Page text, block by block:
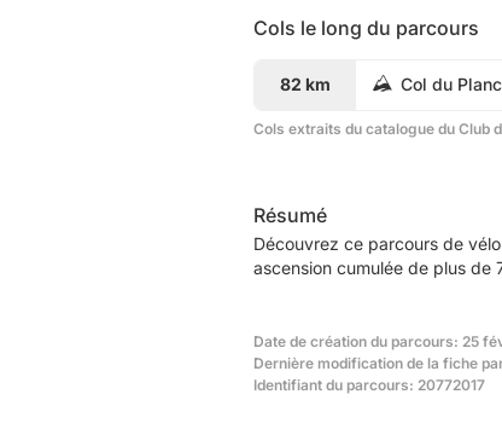
Cols le long du parcours
82 km Col du
Cols extraits du catalogue du Club
Résumé
Découvrez ce parcours de
ascension cumulée de plus de
Date de création du parcours: 25
Dernière modification de la fiche
Identifiant du parcours: 20772017